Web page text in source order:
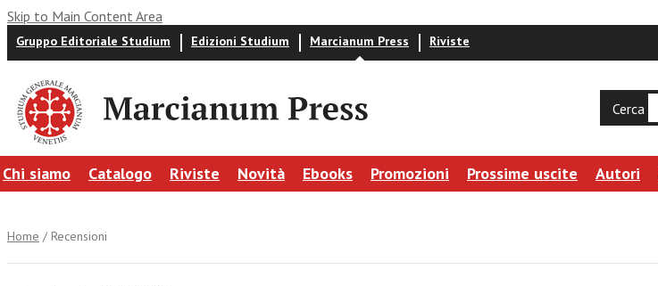
Skip to Main Content Area
Gruppo Editoriale Studium Edizioni Studium Marcianum Press Riviste
Cerca
Chi siamo Catalogo Riviste Novità Ebooks Promozioni Prossime uscite Autori
Home / Recensioni